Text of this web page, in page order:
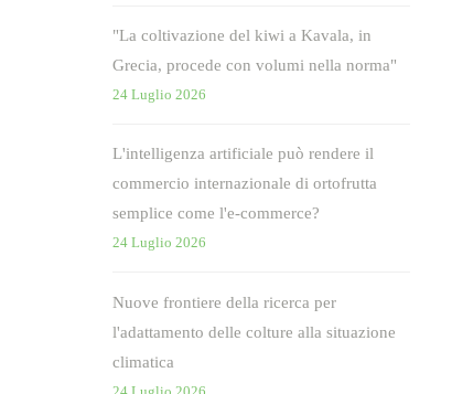
"La coltivazione del kiwi a Kavala, in
Grecia, procede con volumi nella norma"
24 Luglio 2026
L'intelligenza artificiale può rendere il
commercio internazionale di ortofrutta
semplice come l'e-commerce?
24 Luglio 2026
Nuove frontiere della ricerca per
l'adattamento delle colture alla situazione
climatica